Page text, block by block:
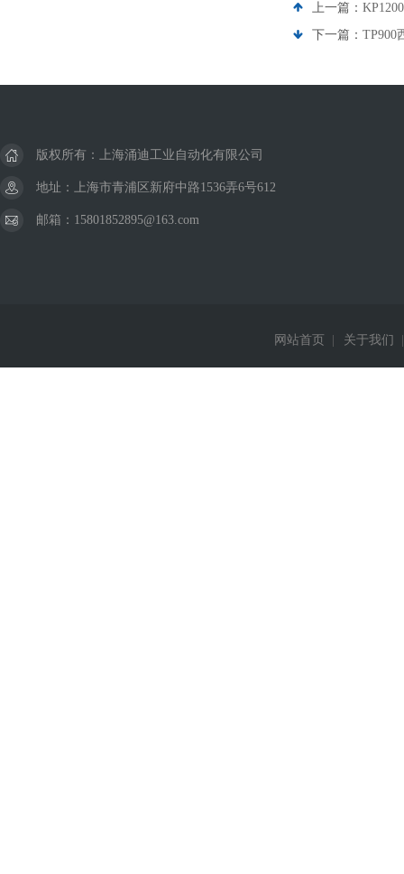
上一篇：
下一篇： TP900
版权所有：上海涌迪工业自动化有限公司
地址：上海市青浦区新府中路1536弄6号612
邮箱：15801852895@163.com
网站首页 关于我们